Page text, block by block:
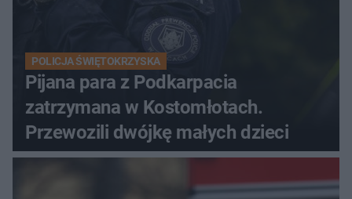
POLICJA ŚWIĘTOKRZYSKA
Pijana para z Podkarpacia
zatrzymana w Kostomłotach.
Przewozili dwójkę małych dzieci